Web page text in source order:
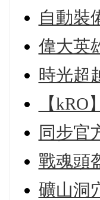
自動裝
偉大英
時光超
【
同步官
戰魂頭
礦山洞